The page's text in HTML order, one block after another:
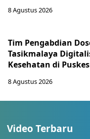
8 Agustus 2026
Tim Pengabdian
Tasikmalaya
Kesehatan di
8 Agustus 2026
Video Terbaru